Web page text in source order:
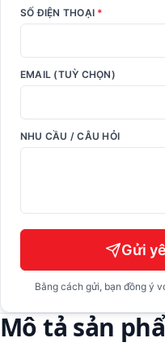
SỐ ĐIỆN THOẠI *
EMAIL (TUỲ CHỌN)
NHU CẦU / CÂU HỎI
Gửi
Bằng cách gửi, bạn đồng ý
Mô tả sản